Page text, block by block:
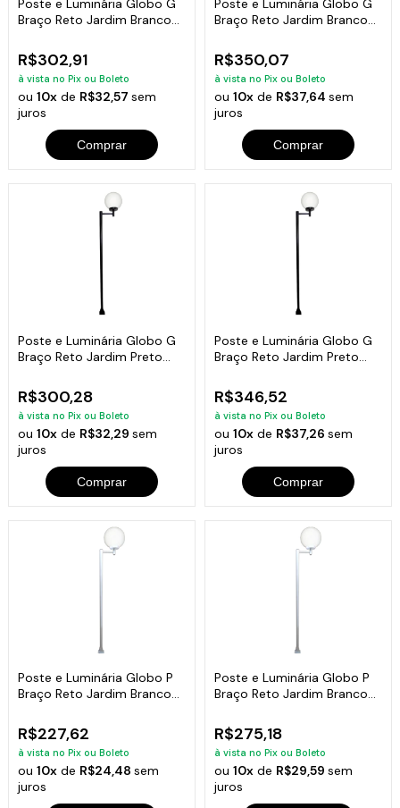
Poste e Luminária Globo G
Braço Reto Jardim Branco
R$302,91
à vista no Pix ou Boleto
ou10x de R$32,57sem
juros
Comprar
Poste e Luminária Globo G
Braço Reto Jardim Branco
R$350,07
à vista no Pix ou Boleto
ou 10xde R$37,64 sem
juros
Comprar
Poste e Luminária Globo G
Braço Reto Jardim Preto
R$300,28
à vista no Pix ou Boleto
ou10x de R$32,29sem
juros
Comprar
Poste e Luminária Globo G
Braço Reto Jardim Preto
R$346,52
à vista no Pix ou Boleto
ou 10xde R$37,26 sem
juros
Comprar
Poste e Luminária Globo P
Braço Reto Jardim Branco
R$227,62
à vista no Pix ou Boleto
ou10x de R$24,48sem
juros
Poste e Luminária Globo P
Braço Reto Jardim Branco
R$275,18
à vista no Pix ou Boleto
ou 10xde R$29,59 sem
juros